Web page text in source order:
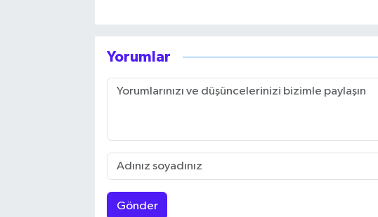
Yorumlar
Gönder